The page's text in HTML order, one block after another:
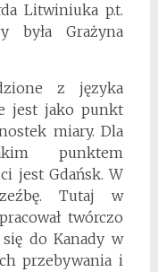
Litwiniuka p.t.
była Grażyna
z języka
jest jako punkt
miary. Dla
punktem
jest Gdańsk. W
Tutaj w
twórczo
do Kanady w
przebywania i